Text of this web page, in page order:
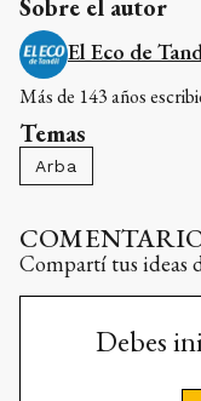
Sobre el autor
El Eco de
Más de 143 años
Temas
Arba
Compartí tus ideas
Debes